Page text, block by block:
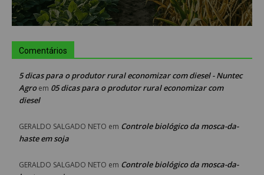
Comentários
5 dicas para o produtor rural economizar com diesel - Nuntec
Agroem 05 dicas para o produtor rural economizar com
diesel
GERALDO SALGADO NETO em Controle biológico da mosca-da-
haste em soja
GERALDO SALGADO NETO em Controle biológico da mosca-da-